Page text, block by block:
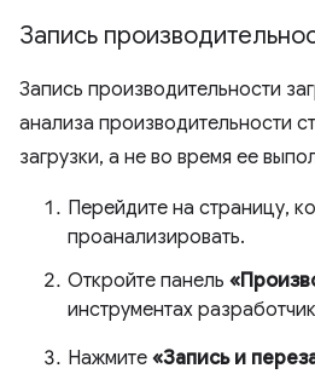
Запись
Запись производительности
анализа производительности
загрузки, а не во время ее
Перейдите на страницу,
проанализировать.
Откройте панель
инструментах
Нажмите «Запись и